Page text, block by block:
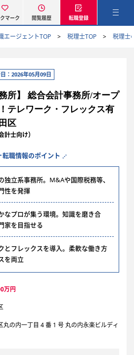
マーク 閲覧履歴 転職登録
エージェントTOP 税理士TOP 税理士
：2026年05月09日
所】 総合会計事務所/オープ
テレワーク・フレックス有
区
士向け）
転職情報のポイント
独立系事務所。M&Aや国際税務等、
性を発揮
なプロが集う環境。知識を磨き合
家を目指せる
とフレックスを導入。柔軟な働き方
を両立
万円
丸の内一丁目 4 番 1 号 丸の内永楽ビルディ